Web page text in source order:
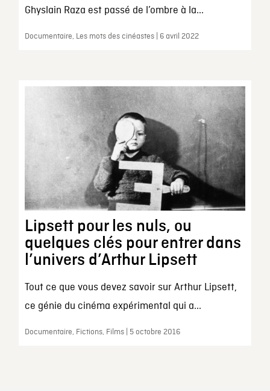
Ghyslain Raza est passé de l’ombre à la...
Documentaire, Les mots des cinéastes | 6 avril 2022
Lipsett pour les nuls, ou
quelques clés pour entrer dans
l’univers d’Arthur Lipsett
Tout ce que vous devez savoir sur Arthur Lipsett,
ce génie du cinéma expérimental qui a...
Documentaire, Fictions, Films | 5 octobre 2016